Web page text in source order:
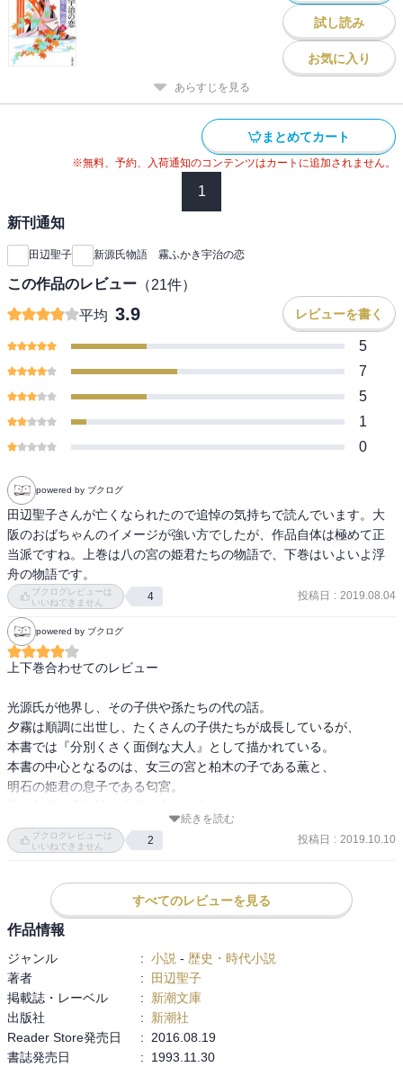
試し読み
お気に入り
あらすじを見る
まとめてカート
※無料、予約、入荷通知のコンテンツはカートに追加されません。
1
新刊通知
田辺聖子 新源氏物語 霧ふかき宇治の恋
この作品のレビュー （21件）
平均 3.9 レビューを書く
5
7
5
1
0
powered by ブクログ
田辺聖子さんが亡くなられたので追悼の気持ちで読んでいます。大
阪のおばちゃんのイメージが強い方でしたが、作品自体は極めて正
当派ですね。上巻は八の宮の姫君たちの物語で、下巻はいよいよ浮
舟の物語です。
ブクログレビューは
いいねできません
4 投稿日 : 2019.08.04
powered by ブクログ
上下巻合わせてのレビュー
光源氏が他界し、その子供や孫たちの代の話。
夕霧は順調に出世し、たくさんの子供たちが成長しているが、
本書では『分別くさく面倒な大人』として描かれている。
本書の中心となるのは、女三の宮と柏木の子である薫と、
明石の姫君の息子である匂宮。
それにしても薫の運命の辛さ。
れないが、几帳面が過ぎる部分で自己の懊悩を深めてしまう。
キーポイントになる女性たちは「八の宮の姫君たち」
いずれにしても、悩める薫が本書の主テーマであろう。
続きを読む
ブクログレビューは
いいねできません
2 投稿日 : 2019.10.10
すべてのレビューを見る
作品情報
ジャンル : 小説 - 歴史・時代小説
著者
:
田辺聖子
掲載誌・レーベル
:
新潮文庫
出版社
:
新潮社
Reader Store発売日
:
2016.08.19
書誌発売日
: 1993.11.30